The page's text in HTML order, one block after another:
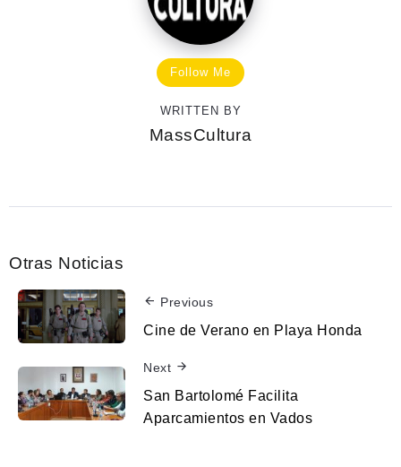
Follow Me
WRITTEN BY
MassCultura
Otras Noticias
Previous
Cine de Verano en Playa Honda
Next
San Bartolomé Facilita
Aparcamientos en Vados